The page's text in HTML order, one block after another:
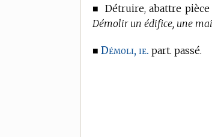
■Détruire, abattre
Démolir un édifice, une
■ Démoli, ie. part. passé.